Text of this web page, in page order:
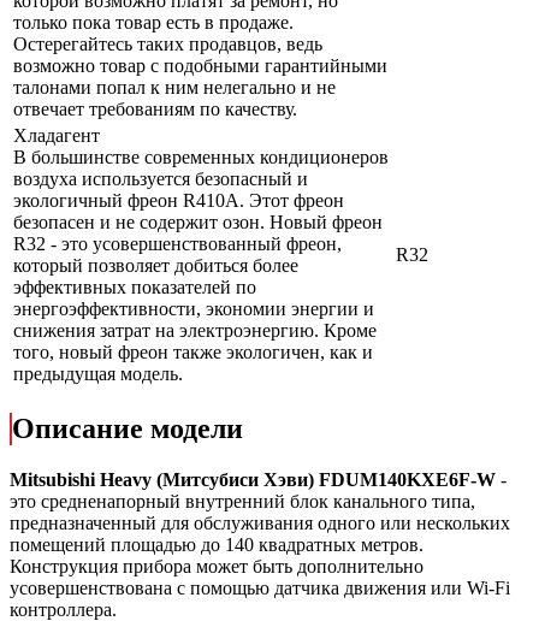
только пока товар есть в продаже.
Остерегайтесь таких продавцов, ведь
возможно товар с подобными гарантийными
талонами попал к ним нелегально и не
отвечает требованиям по качеству.
Хладагент
В большинстве современных кондиционеров
воздуха используется безопасный и
экологичный фреон R410A. Этот фреон
безопасен и не содержит озон. Новый фреон
R32 - это усовершенствованный фреон,
который позволяет добиться более
эффективных показателей по
энергоэффективности, экономии энергии и
снижения затрат на электроэнергию. Кроме
того, новый фреон также экологичен, как и
предыдущая модель.
R32
Описание модели
Mitsubishi Heavy (Митсубиси Хэви) FDUM140KXE6F-W -
это средненапорный внутренний блок канального типа,
предназначенный для обслуживания одного или нескольких
помещений площадью до 140 квадратных метров.
Конструкция прибора может быть дополнительно
усовершенствована с помощью датчика движения или Wi-Fi
контроллера.